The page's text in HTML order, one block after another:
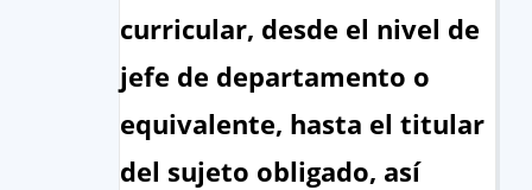
curricular, desde el nivel de
jefe de departamento o
equivalente, hasta el titular
del sujeto obligado, así